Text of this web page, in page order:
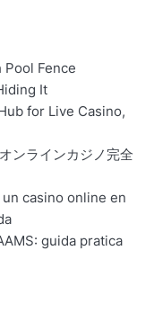
Pool Fence
It
for Live Casino,
ンラインカジノ完全
casino online en
guida pratica